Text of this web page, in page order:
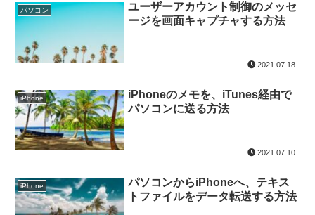
パソコン
ユーザーアカウント制御のメッセ
ージを画面キャプチャする方法
2021.07.18
iPhone
iPhoneのメモを、iTunes経由で
パソコンに送る方法
2021.07.10
iPhone
パソコンからiPhoneへ、テキス
トファイルをデータ転送する方法